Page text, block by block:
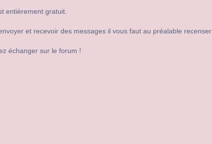
entièrement gratuit.
et recevoir des messages il vous faut au préalable recenser
échanger sur le forum !